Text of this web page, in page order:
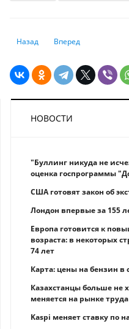
Предыдущий: Готов ли
Назад Следующий: Что
Вперед
НОВОСТИ
"Буллинг никуда не
оценка госпрограммы
США готовят закон об
Лондон впервые за 155
Европа готовится к
возраста: в некоторых
74 лет
Карта: цены на бензин в
Казахстанцы больше не
меняется на рынке труда
Kaspi меняет ставку по